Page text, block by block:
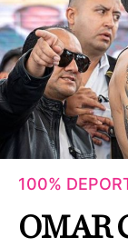
100%
OMAR